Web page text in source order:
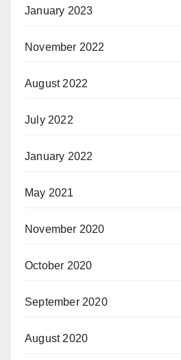
January 2023
November 2022
August 2022
July 2022
January 2022
May 2021
November 2020
October 2020
September 2020
August 2020